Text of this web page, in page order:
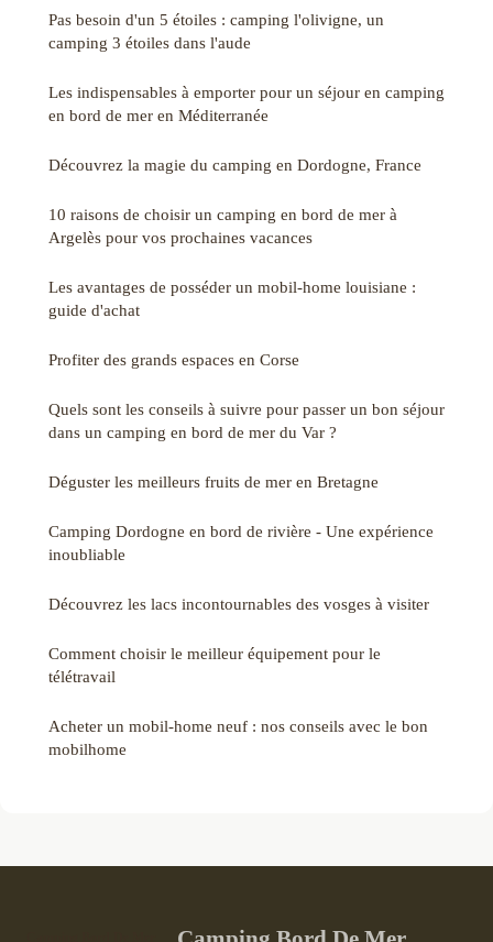
Pas besoin d'un 5 étoiles : camping l'olivigne, un
camping 3 étoiles dans l'aude
Les indispensables à emporter pour un séjour en camping
en bord de mer en Méditerranée
Découvrez la magie du camping en Dordogne, France
10 raisons de choisir un camping en bord de mer à
Argelès pour vos prochaines vacances
Les avantages de posséder un mobil-home louisiane :
guide d'achat
Profiter des grands espaces en Corse
Quels sont les conseils à suivre pour passer un bon séjour
dans un camping en bord de mer du Var ?
Déguster les meilleurs fruits de mer en Bretagne
Camping Dordogne en bord de rivière - Une expérience
inoubliable
Découvrez les lacs incontournables des vosges à visiter
Comment choisir le meilleur équipement pour le
télétravail
Acheter un mobil-home neuf : nos conseils avec le bon
mobilhome